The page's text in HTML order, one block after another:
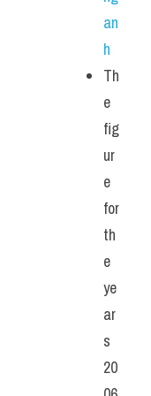
an
h
Th
e
fig
ur
e
for
th
e
ye
ar
s
20